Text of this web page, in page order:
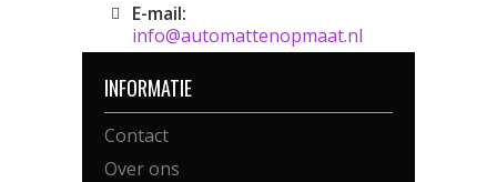
E-mail:
info@automattenopmaat.nl
INFORMATIE
Contact
Over ons